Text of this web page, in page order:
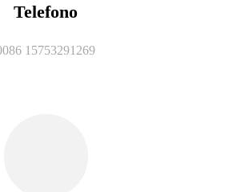
Telefono
15753291269